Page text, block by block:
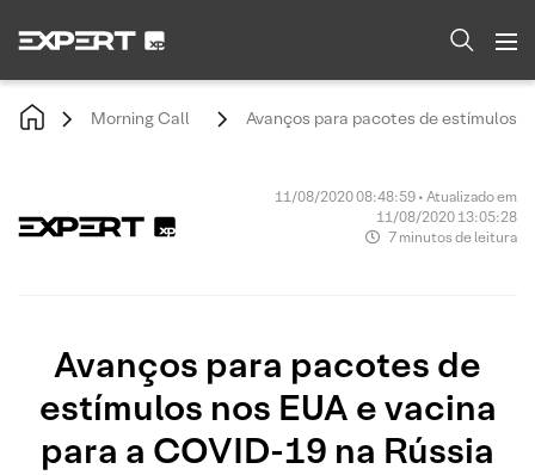
Morning Call Avanços para pacotes de estímulos
11/08/2020 08:48:59 • Atualizado em
11/08/2020 13:05:28
7 minutos de leitura
Avanços para pacotes de
estímulos nos EUA e vacina
para a COVID-19 na Rússia